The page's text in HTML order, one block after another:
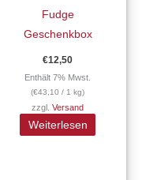
Fudge
Geschenkbox
€12,50
Enthält 7% Mwst.
(€43,10 / 1 kg)
zzgl.Versand
Weiterlesen